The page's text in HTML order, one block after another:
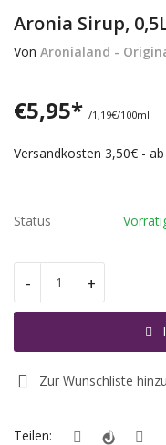
Wunschliste
Standort
Aronia Sirup,
Von Aronialand -
€5,95* /1,19€/100ml
Versandkosten 3,50€ -
Status
- +
Zur Wunschliste
Teilen: